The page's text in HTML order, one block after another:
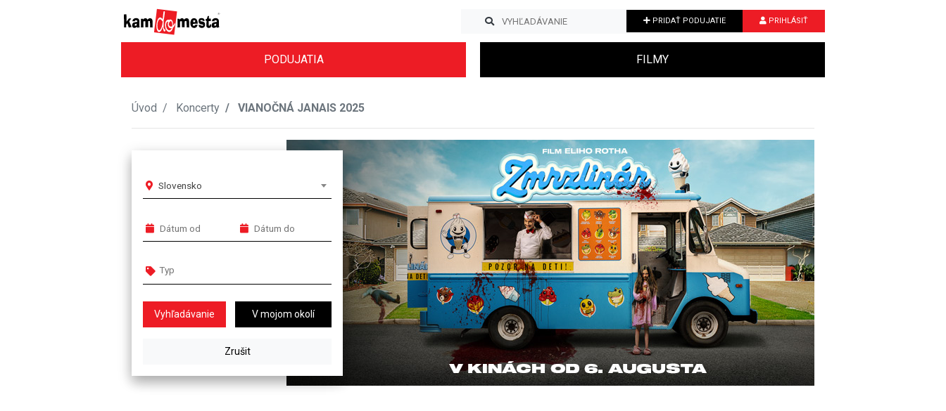
PRIDAŤ PODUJATIE PRIHLÁSIŤ
PODUJATIA FILMY
Úvod Koncerty VIANOČNÁ JANAIS 2025
Slovensko
V mojom okolí
Previous Next